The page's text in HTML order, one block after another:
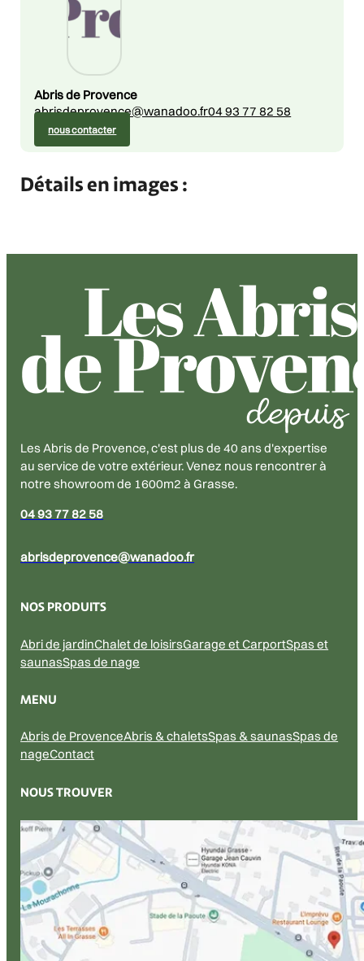
Abris de Provence
abrisdeprovence@wanadoo.fr04 93 77 82 58
nous contacter
Détails en images :
Les Abris de Provence, c'est plus de 40 ans d'expertise
au service de votre extérieur. Venez nous rencontrer à
notre showroom de 1600m2 à Grasse.
04 93 77 82 58
abrisdeprovence@wanadoo.fr
NOS PRODUITS
Abri de jardinChalet de loisirsGarage et CarportSpas et
saunasSpas de nage
MENU
Abris de ProvenceAbris & chaletsSpas & saunasSpas de
nageContact
NOUS TROUVER